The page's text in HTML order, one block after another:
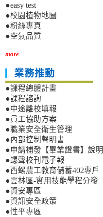
●easy test
●校園植物地圖
●粉絲專頁
●空氣品質
more
業務推動
●課程總體計畫
●課程諮詢
●中途離校填報
●員工協助方案
●職業安全衛生管理
●內部控制聲明書
●申請補發【畢業證書】說明
●螺聲校刊電子報
●西螺農工教育儲蓄402專戶
●雲林區-實用技能學程分發
●資安專區
●資訊安全政策
●性平專區